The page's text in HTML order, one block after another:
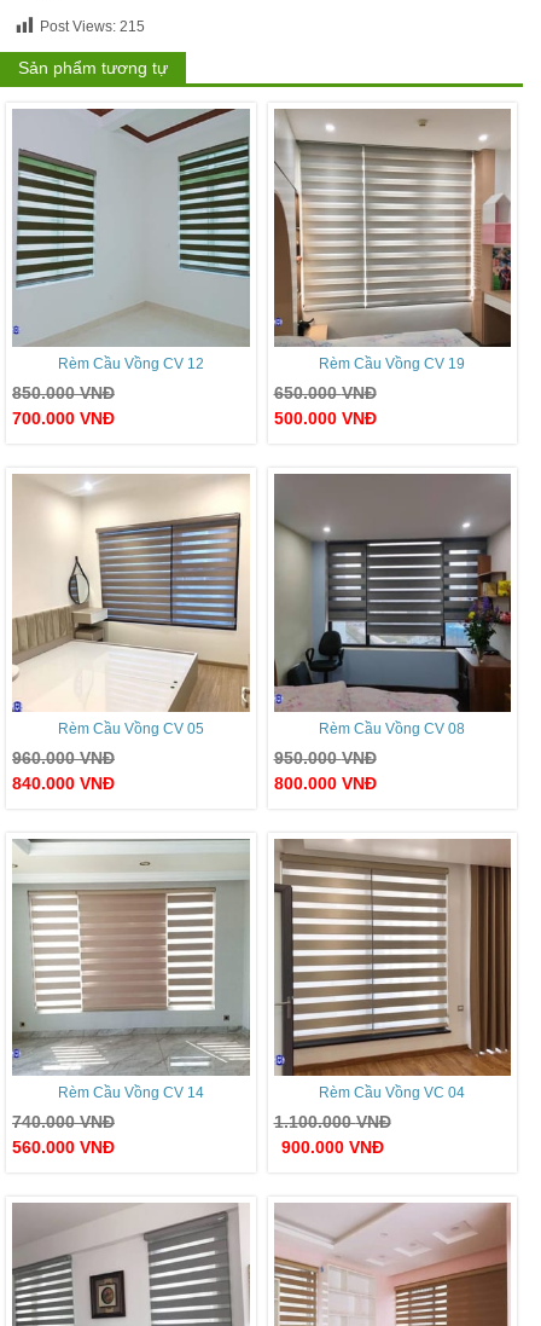
Post Views: 215
Sản phẩm tương tự
Rèm Cầu Vồng CV 12
850.000VNĐ
700.000 VNĐ
Rèm Cầu Vồng CV 19
650.000VNĐ
500.000 VNĐ
Rèm Cầu Vồng CV 05
960.000VNĐ
840.000 VNĐ
Rèm Cầu Vồng CV 08
950.000VNĐ
800.000 VNĐ
Rèm Cầu Vồng CV 14
740.000VNĐ
560.000 VNĐ
Rèm Cầu Vồng VC 04
1.100.000VNĐ
900.000 VNĐ